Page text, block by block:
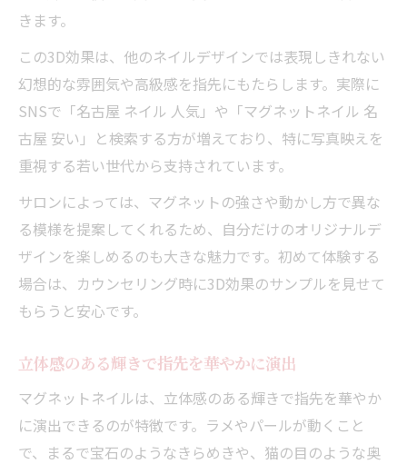
きます。
この3D効果は、他のネイルデザインでは表現しきれない
幻想的な雰囲気や高級感を指先にもたらします。実際に
SNSで「名古屋 ネイル 人気」や「マグネットネイル 名
古屋 安い」と検索する方が増えており、特に写真映えを
重視する若い世代から支持されています。
サロンによっては、マグネットの強さや動かし方で異な
る模様を提案してくれるため、自分だけのオリジナルデ
ザインを楽しめるのも大きな魅力です。初めて体験する
場合は、カウンセリング時に3D効果のサンプルを見せて
もらうと安心です。
立体感のある輝きで指先を華やかに演出
マグネットネイルは、立体感のある輝きで指先を華やか
に演出できるのが特徴です。ラメやパールが動くこと
で、まるで宝石のようなきらめきや、猫の目のような奥